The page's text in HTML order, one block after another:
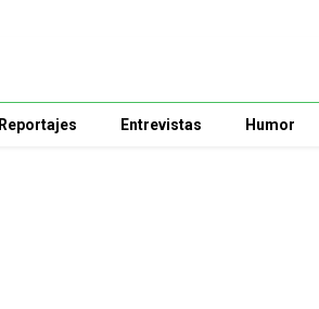
Reportajes Entrevistas Humor